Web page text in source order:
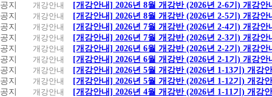
공지
개강안내
[개강안내] 2026년 8월 개강반 (2026년 2-6기) 개강안
공지
개강안내
[개강안내] 2026년 8월 개강반 (2026년 2-5기) 개강안
공지
개강안내
[개강안내] 2026년 7월 개강반 (2026년 2-4기) 개강안
공지
개강안내
[개강안내] 2026년 7월 개강반 (2026년 2-3기) 개강안
공지
개강안내
[개강안내] 2026년 6월 개강반 (2026년 2-2기) 개강안
공지
개강안내
[개강안내] 2026년 6월 개강반 (2026년 2-1기) 개강안
공지
개강안내
[개강안내] 2026년 5월 개강반 (2026년 1-13기) 개강
공지
개강안내
[개강안내] 2026년 5월 개강반 (2026년 1-12기) 개강
공지
개강안내
[개강안내] 2026년 4월 개강반 (2026년 1-11기) 개강